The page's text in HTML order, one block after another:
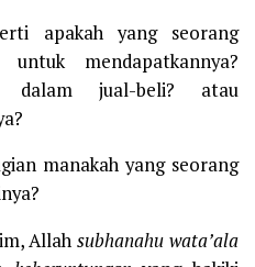
apakah yang seorang
mendapatkannya?
dalam jual-beli? atau
manakah yang seorang
Allahsubhanahu wata’ala